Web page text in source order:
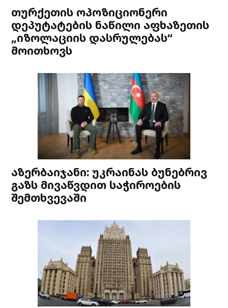
თურქეთის ოპოზიციონერი
დეპუტატების ნაწილი აფხაზეთის
„იზოლაციის დასრულებას“
მოითხოვს
აზერბაიჯანი: უკრაინას ბუნებრივ
გაზს მივაწვდით საჭიროების
შემთხვევაში